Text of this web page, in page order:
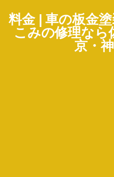
料金 | 車の板金
こみの修理なら
京・神